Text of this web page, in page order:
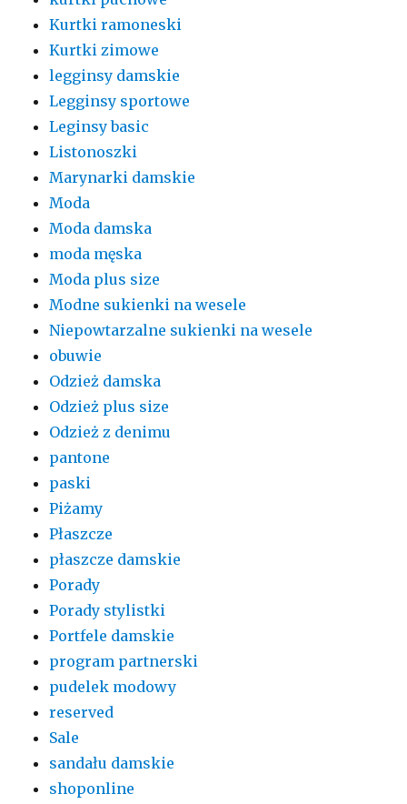
Kurtki ramoneski
Kurtki zimowe
legginsy damskie
Legginsy sportowe
Leginsy basic
Listonoszki
Marynarki damskie
Moda
Moda damska
moda męska
Moda plus size
Modne sukienki na wesele
Niepowtarzalne sukienki na wesele
obuwie
Odzież damska
Odzież plus size
Odzież z denimu
pantone
paski
Piżamy
Płaszcze
płaszcze damskie
Porady
Porady stylistki
Portfele damskie
program partnerski
pudelek modowy
reserved
Sale
sandału damskie
shoponline